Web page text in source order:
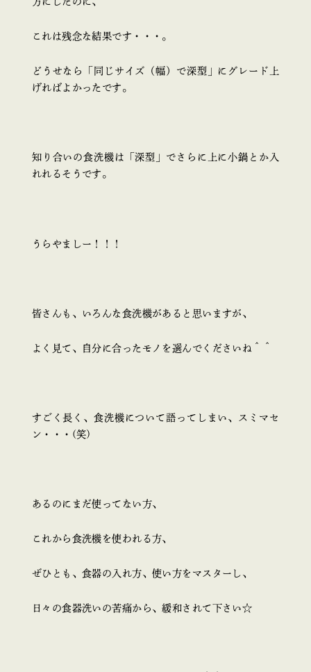
これは残念な結果です・・・。
どうせなら「同じサイズ（幅）で深型」にグレード上
げればよかったです。
知り合いの食洗機は「深型」でさらに上に小鍋とか入
れれるそうです。
うらやましー！！！
皆さんも、いろんな食洗機があると思いますが、
よく見て、自分に合ったモノを選んでくださいね＾＾
すごく長く、食洗機について語ってしまい、スミマセ
ン・・・(笑)
あるのにまだ使ってない方、
これから食洗機を使われる方、
ぜひとも、食器の入れ方、使い方をマスターし、
日々の食器洗いの苦痛から、緩和されて下さい☆